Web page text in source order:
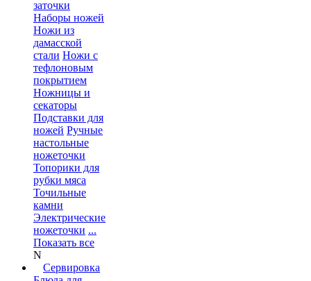
заточки
Наборы ножей
Ножи из
дамасской
стали Ножи с
тефлоновым
покрытием
Ножницы и
секаторы
Подставки для
ножей Ручные
настольные
ножеточки
Топорики для
рубки мяса
Точильные
камни
Электрические
ножеточки ...
Показать все
N
Сервировка